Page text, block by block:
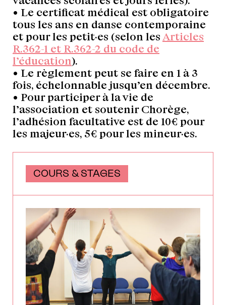
• Le certificat médical est obligatoire
tous les ans en danse contemporaine
et pour les petit·es (selon les Articles
R.362-1 et R.362-2 du code de
l’éducation).
• Le règlement peut se faire en 1 à 3
fois, échelonnable jusqu’en décembre.
• Pour participer à la vie de
l’association et soutenir Chorège,
l’adhésion facultative est de 10€ pour
les majeur·es, 5€ pour les mineur·es.
COURS & STAGES